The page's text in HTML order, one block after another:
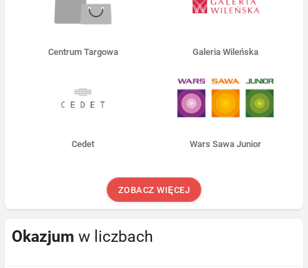
Centrum Targowa Galeria Wileńska
Cedet Wars Sawa Junior
ZOBACZ WIĘCEJ
Okazjum w liczbach